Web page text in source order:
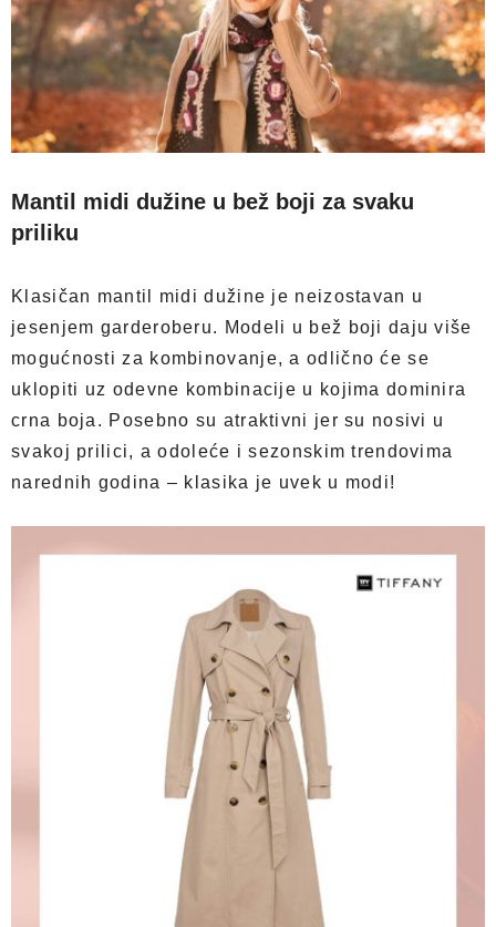
Mantil midi dužine u bež boji za svaku
priliku
Klasičan mantil midi dužine je neizostavan u
jesenjem garderoberu. Modeli u bež boji daju više
mogućnosti za kombinovanje, a odlično će se
uklopiti uz odevne kombinacije u kojima dominira
crna boja. Posebno su atraktivni jer su nosivi u
svakoj prilici, a odoleće i sezonskim trendovima
narednih godina – klasika je uvek u modi!